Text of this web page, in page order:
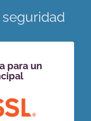
para un